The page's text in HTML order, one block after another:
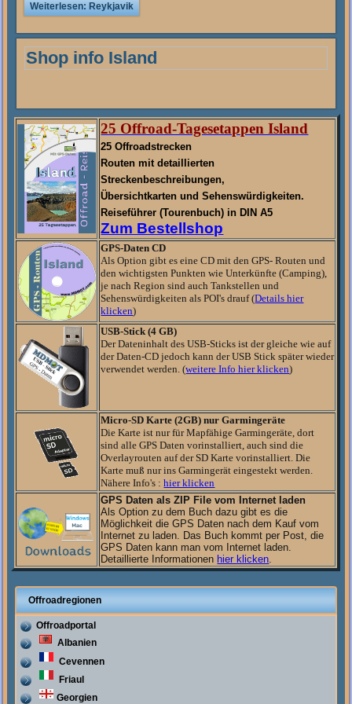
Weiterlesen: Reykjavik
Shop info Island
25 Offroad-Tagesetappen Island
25 Offroadstrecken
Routen mit detaillierten
Streckenbeschreibungen,
Übersichtkarten und Sehenswürdigkeiten.
Reiseführer (Tourenbuch) in DIN A5
Zum Bestellshop
GPS-Daten CD
Als Option gibt es eine CD mit den GPS- Routen und
den wichtigsten Punkten wie Unterkünfte (Camping),
je nach Region sind auch Tankstellen und
Sehenswürdigkeiten als POI's drauf (Details hier
klicken)
USB-Stick (4 GB)
Der Dateninhalt des USB-Sticks ist der gleiche wie auf
der Daten-CD jedoch kann der USB Stick später wieder
verwendet werden. (weitere Info hier klicken)
Micro-SD Karte (2GB) nur Garmingeräte
Die Karte ist nur für Mapfähige Garmingeräte, dort
sind alle GPS Daten vorinstalliert, auch sind die
Overlayrouten auf der SD Karte vorinstalliert. Die
Karte muß nur ins Garmingerät eingestekt werden.
Nähere Info's :hier klicken
GPS Daten als ZIP File vom Internet laden
Als Option zu dem Buch dazu gibt es die
Möglichkeit die GPS Daten nach dem Kauf vom
Internet zu laden. Das Buch kommt per Post, die
GPS Daten kann man vom Internet laden.
Detaillierte Informationen hier klicken.
Offroadregionen
Offroadportal
Albanien
Cevennen
Friaul
Georgien